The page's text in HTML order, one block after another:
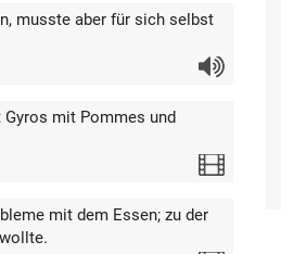
musste aber für sich selbst
mit Pommes und
mit dem Essen; zu der